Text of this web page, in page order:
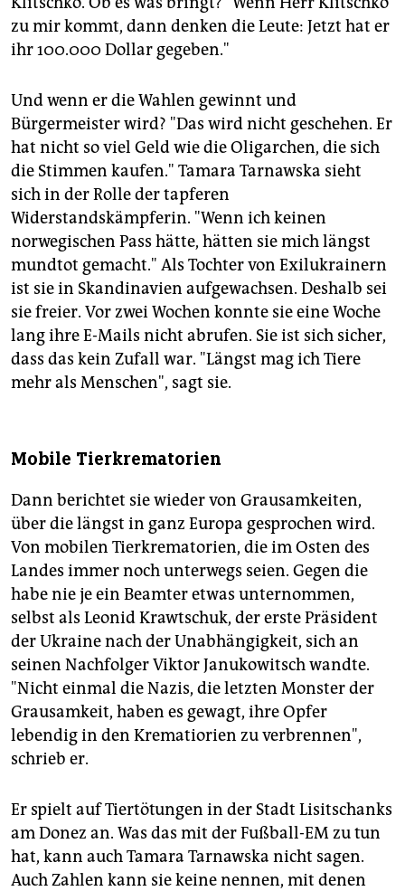
zu mir kommt, dann denken die Leute: Jetzt hat er
ihr 100.000 Dollar gegeben."
Und wenn er die Wahlen gewinnt und
Bürgermeister wird? "Das wird nicht geschehen. Er
hat nicht so viel Geld wie die Oligarchen, die sich
die Stimmen kaufen." Tamara Tarnawska sieht
sich in der Rolle der tapferen
Widerstandskämpferin. "Wenn ich keinen
norwegischen Pass hätte, hätten sie mich längst
mundtot gemacht." Als Tochter von Exilukrainern
ist sie in Skandinavien aufgewachsen. Deshalb sei
sie freier. Vor zwei Wochen konnte sie eine Woche
lang ihre E-Mails nicht abrufen. Sie ist sich sicher,
dass das kein Zufall war. "Längst mag ich Tiere
mehr als Menschen", sagt sie.
Mobile Tierkrematorien
Dann berichtet sie wieder von Grausamkeiten,
über die längst in ganz Europa gesprochen wird.
Von mobilen Tierkrematorien, die im Osten des
Landes immer noch unterwegs seien. Gegen die
habe nie je ein Beamter etwas unternommen,
selbst als Leonid Krawtschuk, der erste Präsident
der Ukraine nach der Unabhängigkeit, sich an
seinen Nachfolger Viktor Janukowitsch wandte.
"Nicht einmal die Nazis, die letzten Monster der
Grausamkeit, haben es gewagt, ihre Opfer
lebendig in den Krematiorien zu verbrennen",
schrieb er.
Er spielt auf Tiertötungen in der Stadt Lisitschanks
am Donez an. Was das mit der Fußball-EM zu tun
hat, kann auch Tamara Tarnawska nicht sagen.
Auch Zahlen kann sie keine nennen, mit denen